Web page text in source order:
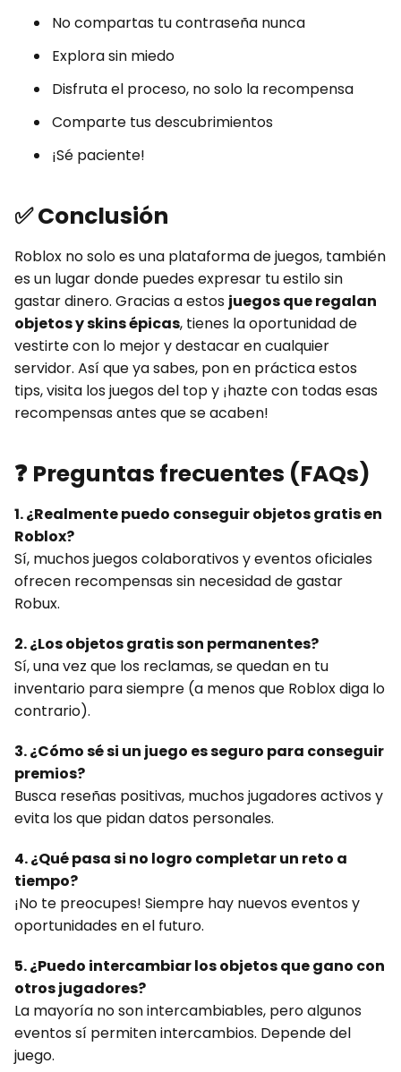
No compartas tu contraseña nunca
Explora sin miedo
Disfruta el proceso, no solo la recompensa
Comparte tus descubrimientos
¡Sé paciente!
✅Conclusión
Roblox no solo es una plataforma de juegos, también
es un lugar donde puedes expresar tu estilo sin
gastar dinero. Gracias a estos juegos que regalan
objetos y skins épicas, tienes la oportunidad de
vestirte con lo mejor y destacar en cualquier
servidor. Así que ya sabes, pon en práctica estos
tips, visita los juegos del top y ¡hazte con todas esas
recompensas antes que se acaben!
❓ Preguntas frecuentes (FAQs)
1. ¿Realmente puedo conseguir objetos gratis en
Roblox?
Sí, muchos juegos colaborativos y eventos oficiales
ofrecen recompensas sin necesidad de gastar
Robux.
2. ¿Los objetos gratis son permanentes?
Sí, una vez que los reclamas, se quedan en tu
inventario para siempre (a menos que Roblox diga lo
contrario).
3. ¿Cómo sé si un juego es seguro para conseguir
premios?
Busca reseñas positivas, muchos jugadores activos y
evita los que pidan datos personales.
4. ¿Qué pasa si no logro completar un reto a
tiempo?
¡No te preocupes! Siempre hay nuevos eventos y
oportunidades en el futuro.
5. ¿Puedo intercambiar los objetos que gano con
otros jugadores?
La mayoría no son intercambiables, pero algunos
eventos sí permiten intercambios. Depende del
juego.